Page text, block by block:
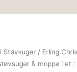
Støvsuger / Erling
& moppe i et